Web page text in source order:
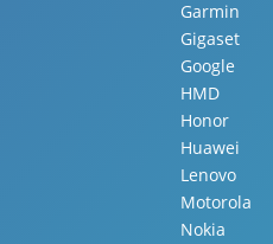
Garmin
Gigaset
Google
HMD
Honor
Huawei
Lenovo
Motorola
Nokia